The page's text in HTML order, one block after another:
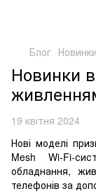
Блог
Новинки в
19 квітня 2024
Нові моделі
Mesh Wi-Fi-
обладнання,
телефонів за